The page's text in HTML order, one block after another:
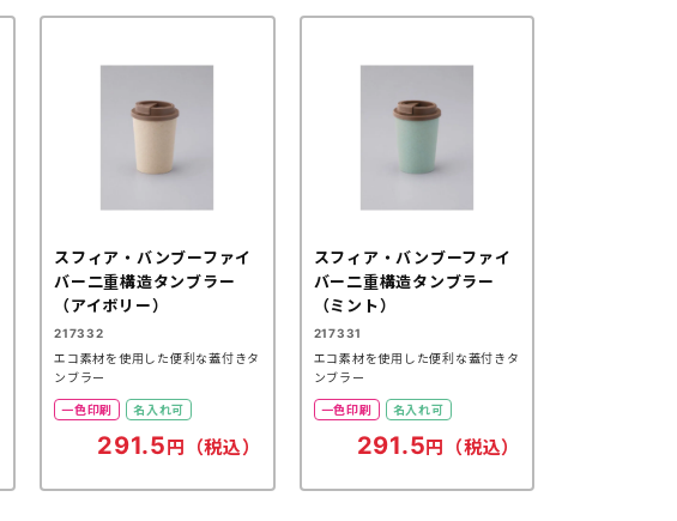
スフィア・バンブーファイ
バー二重構造タンブラー
（アイボリー）
217332
エコ素材を使用した便利な蓋付きタ
ンブラー
一色印刷 名入れ可
291.5 円（税込）
スフィア・バンブーファイ
バー二重構造タンブラー
（ミント）
217331
エコ素材を使用した便利な蓋付きタ
ンブラー
一色印刷 名入れ可
291.5 円（税込）